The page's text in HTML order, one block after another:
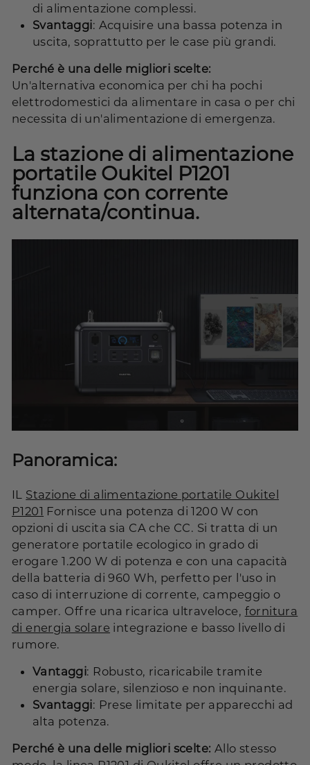
di alimentazione complessi.
Svantaggi: Acquisire una bassa potenza in
uscita, soprattutto per le case più grandi.
Perché è una delle migliori scelte:
Un'alternativa economica per chi ha pochi
elettrodomestici da alimentare in casa o per chi
necessita di un'alimentazione di emergenza.
La stazione di alimentazione
portatile Oukitel P1201
funziona con corrente
alternata/continua.
Panoramica:
IL Stazione di alimentazione portatile Oukitel
P1201 Fornisce una potenza di 1200 W con
opzioni di uscita sia CA che CC. Si tratta di un
generatore portatile ecologico in grado di
erogare 1.200 W di potenza e con una capacità
della batteria di 960 Wh, perfetto per l'uso in
caso di interruzione di corrente, campeggio o
camper. Offre una ricarica ultraveloce, fornitura
di energia solare integrazione e basso livello di
rumore.
Vantaggi: Robusto, ricaricabile tramite
energia solare, silenzioso e non inquinante.
Svantaggi: Prese limitate per apparecchi ad
alta potenza.
Perché è una delle migliori scelte: Allo stesso